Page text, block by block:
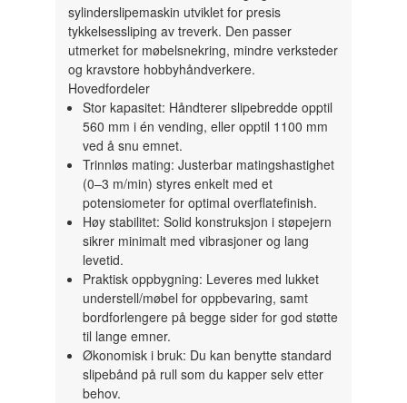
sylinderslipemaskin utviklet for presis
tykkelsessliping av treverk. Den passer
utmerket for møbelsnekring, mindre verksteder
og kravstore hobbyhåndverkere.
Hovedfordeler
Stor kapasitet: Håndterer slipebredde opptil
560 mm i én vending, eller opptil 1100 mm
ved å snu emnet.
Trinnløs mating: Justerbar matingshastighet
(0–3 m/min) styres enkelt med et
potensiometer for optimal overflatefinish.
Høy stabilitet: Solid konstruksjon i støpejern
sikrer minimalt med vibrasjoner og lang
levetid.
Praktisk oppbygning: Leveres med lukket
understell/møbel for oppbevaring, samt
bordforlengere på begge sider for god støtte
til lange emner.
Økonomisk i bruk: Du kan benytte standard
slipebånd på rull som du kapper selv etter
behov.